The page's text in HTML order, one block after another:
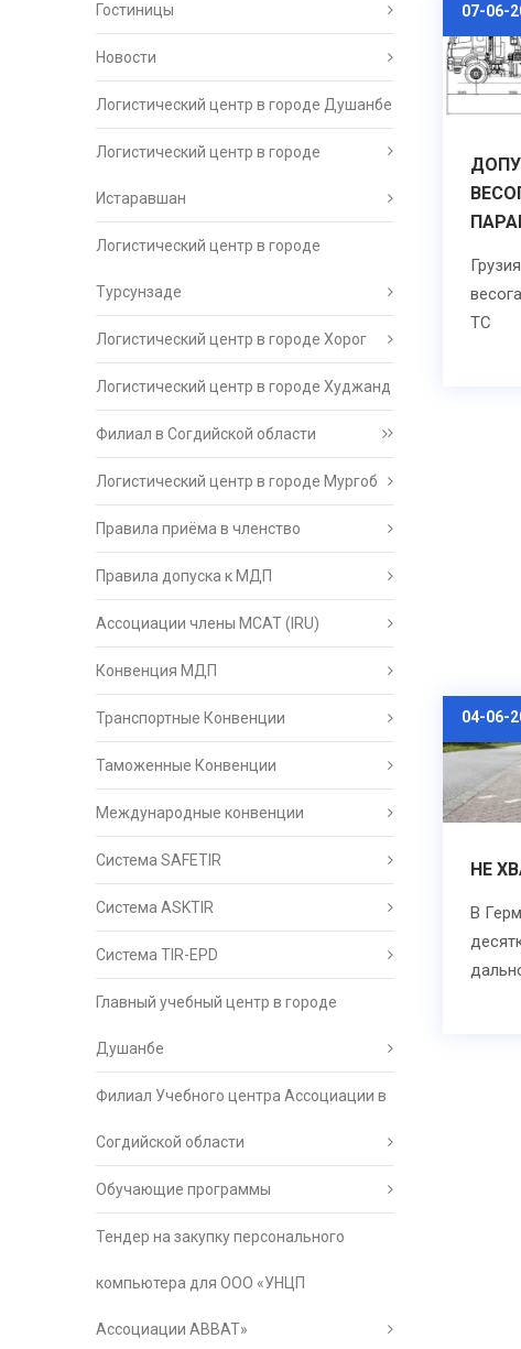
Гостиницы
Новости
Логистический центр в городе Душанбе
Логистический центр в городе
Истаравшан
Логистический центр в городе
Турсунзаде
Логистический центр в городе Хорог
Логистический центр в городе Худжанд
Филиал в Согдийской области
Логистический центр в городе Мургоб
Правила приёма в членство
Правила допуска к МДП
Ассоциации члены МСАТ (IRU)
Конвенция МДП
Транспортные Конвенции
Таможенные Конвенции
Международные конвенции
Система SAFETIR
Система ASKTIR
Система TIR-EPD
Главный учебный центр в городе
Душанбе
Филиал Учебного центра Ассоциации в
Согдийской области
Обучающие программы
Тендер на закупку персонального
компьютера для ООО «УНЦП
Ассоциации АВВАТ»
07-06-
ТС
04-06-
НЕ
В